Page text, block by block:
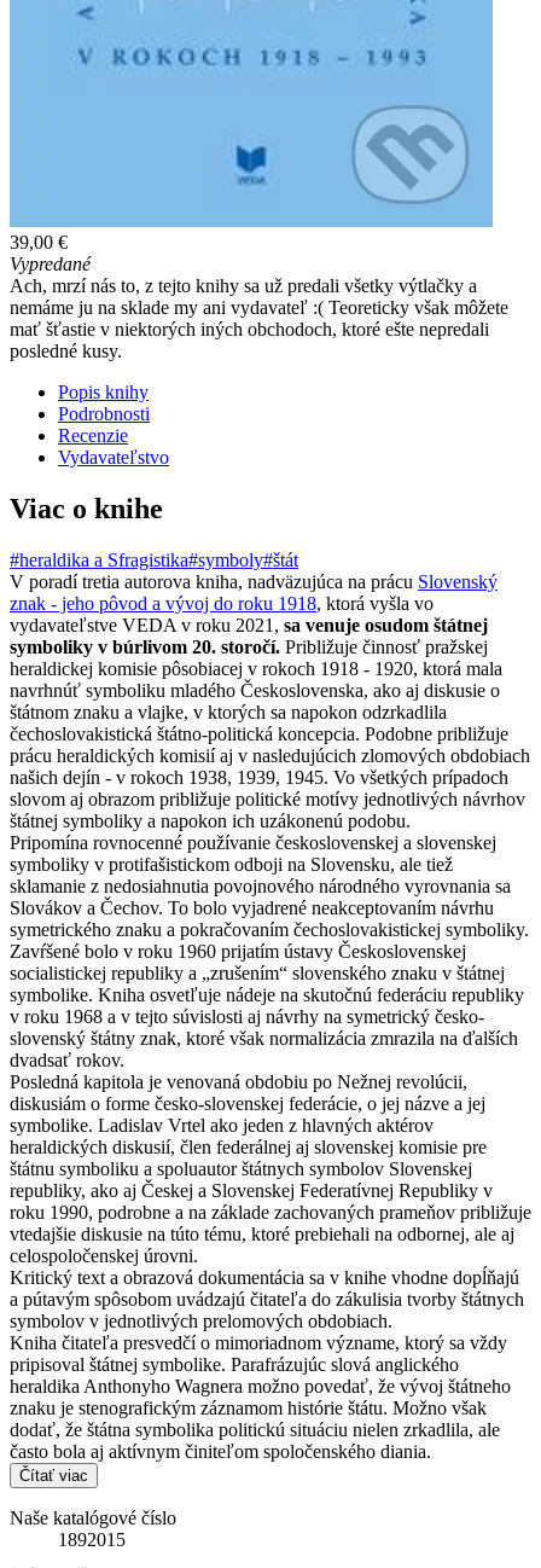
39,00 €
Vypredané
Ach, mrzí nás to, z tejto knihy sa už predali všetky výtlačky a
nemáme ju na sklade my ani vydavateľ :( Teoreticky však môžete
mať šťastie v niektorých iných obchodoch, ktoré ešte nepredali
posledné kusy.
Popis knihy
Podrobnosti
Recenzie
Vydavateľstvo
Viac o knihe
#heraldika a Sfragistika#symboly#štát
V poradí tretia autorova kniha, nadväzujúca na prácu Slovenský
znak - jeho pôvod a vývoj do roku 1918, ktorá vyšla vo
vydavateľstve VEDA v roku 2021, sa venuje osudom štátnej
symboliky v búrlivom 20. storočí. Približuje činnosť pražskej
heraldickej komisie pôsobiacej v rokoch 1918 - 1920, ktorá mala
navrhnúť symboliku mladého Československa, ako aj diskusie o
štátnom znaku a vlajke, v ktorých sa napokon odzrkadlila
čechoslovakistická štátno-politická koncepcia. Podobne približuje
prácu heraldických komisií aj v nasledujúcich zlomových obdobiach
našich dejín - v rokoch 1938, 1939, 1945. Vo všetkých prípadoch
slovom aj obrazom približuje politické motívy jednotlivých návrhov
štátnej symboliky a napokon ich uzákonenú podobu.
Pripomína rovnocenné používanie československej a slovenskej
symboliky v protifašistickom odboji na Slovensku, ale tiež
sklamanie z nedosiahnutia povojnového národného vyrovnania sa
Slovákov a Čechov. To bolo vyjadrené neakceptovaním návrhu
symetrického znaku a pokračovaním čechoslovakistickej symboliky.
Zavŕšené bolo v roku 1960 prijatím ústavy Československej
socialistickej republiky a „zrušením“ slovenského znaku v štátnej
symbolike. Kniha osvetľuje nádeje na skutočnú federáciu republiky
v roku 1968 a v tejto súvislosti aj návrhy na symetrický česko-
slovenský štátny znak, ktoré však normalizácia zmrazila na ďalších
dvadsať rokov.
Posledná kapitola je venovaná obdobiu po Nežnej revolúcii,
diskusiám o forme česko-slovenskej federácie, o jej názve a jej
symbolike. Ladislav Vrtel ako jeden z hlavných aktérov
heraldických diskusií, člen federálnej aj slovenskej komisie pre
štátnu symboliku a spoluautor štátnych symbolov Slovenskej
republiky, ako aj Českej a Slovenskej Federatívnej Republiky v
roku 1990, podrobne a na základe zachovaných prameňov približuje
vtedajšie diskusie na túto tému, ktoré prebiehali na odbornej, ale aj
celospoločenskej úrovni.
Kritický text a obrazová dokumentácia sa v knihe vhodne dopĺňajú
a pútavým spôsobom uvádzajú čitateľa do zákulisia tvorby štátnych
symbolov v jednotlivých prelomových obdobiach.
Kniha čitateľa presvedčí o mimoriadnom význame, ktorý sa vždy
pripisoval štátnej symbolike. Parafrázujúc slová anglického
heraldika Anthonyho Wagnera možno povedať, že vývoj štátneho
znaku je stenografickým záznamom histórie štátu. Možno však
dodať, že štátna symbolika politickú situáciu nielen zrkadlila, ale
často bola aj aktívnym činiteľom spoločenského diania.
Čítať viac
Naše katalógové číslo
1892015